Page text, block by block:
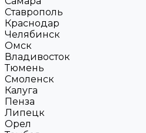
Ставрополь
Краснодар
Челябинск
Омск
Владивосток
Тюмень
Смоленск
Калуга
Пенза
Липецк
Орел